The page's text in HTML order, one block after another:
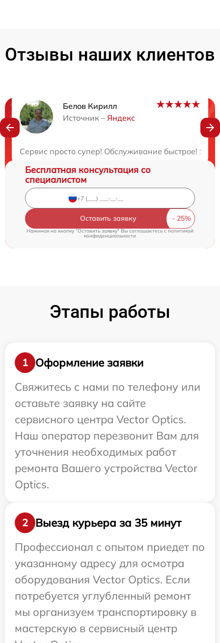
Отзывы наших клиентов
Белов Кирилл
Источник – Яндекс
Сервис просто супер! Обслуживание быстрое! Я
Нужна консультация?
Бесплатная консультация со
специалистом
Оставить заявку
Нажимая на кнопку "Оставить заявку" Вы соглашаетесь cполитикой
конфиденциальности
Этапы работы
1
Оформление заявки
Свяжитесь с нами по телефону или
оставьте заявку на сайте
сервисного центра Vector Optics.
Наш оператор перезвонит Вам для
уточнения необходимых работ
ремонта Вашего устройства Vector
Optics.
2
Выезд курьера за 35 минут
Профессионал с опытом приедет по
указанному адресу для осмотра
оборудования Vector Optics. Если
потребуется углубленный ремонт
мы организуем транспортировку в
мастерскую в сервисный центр